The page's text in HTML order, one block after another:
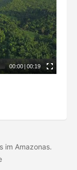
00:00 | 00:19
im Amazonas.